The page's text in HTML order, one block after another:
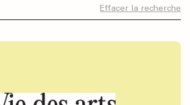
Effacer la recherche